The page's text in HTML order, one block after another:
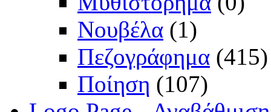
Νουβέλα (1)
Πεζογράφημα (415)
Ποίηση (107)